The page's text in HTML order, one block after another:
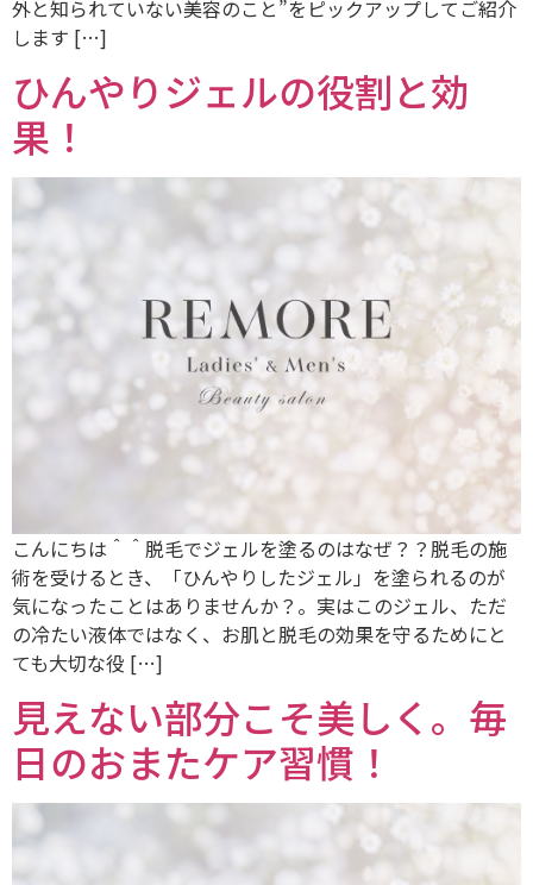
外と知られていない美容のこと”をピックアップしてご紹介
します […]
ひんやりジェルの役割と効
果！
こんにちは＾＾脱毛でジェルを塗るのはなぜ？？脱毛の施
術を受けるとき、「ひんやりしたジェル」を塗られるのが
気になったことはありませんか？。実はこのジェル、ただ
の冷たい液体ではなく、お肌と脱毛の効果を守るためにと
ても大切な役 […]
見えない部分こそ美しく。毎
日のおまたケア習慣！